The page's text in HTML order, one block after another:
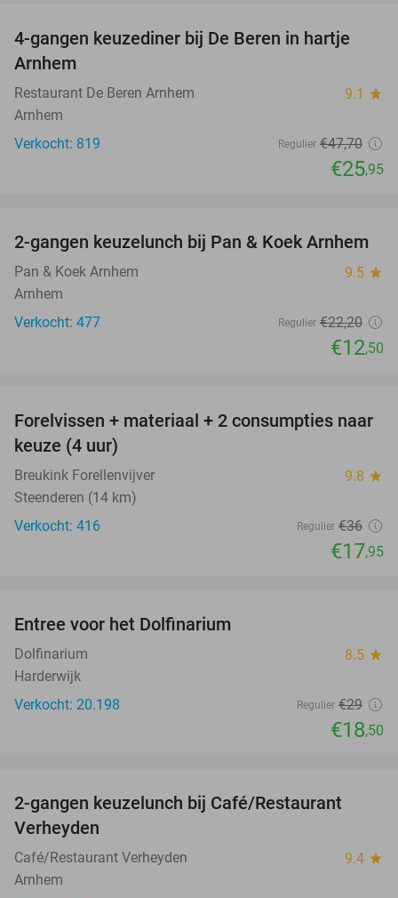
46%
4-gangen keuzediner bij De Beren in hartje
Arnhem
Restaurant De Beren Arnhem 9.1 star
Arnhem
Verkocht: 819
Regulier €47,70
€25,95
44%
2-gangen keuzelunch bij Pan & Koek Arnhem
Pan & Koek Arnhem 9.5 star
Arnhem
Verkocht: 477
Regulier €22,20
€12,50
50%
Forelvissen + materiaal + 2 consumpties naar
keuze (4 uur)
Breukink Forellenvijver 9.8 star
Steenderen (14 km)
Verkocht: 416
Regulier €36
€17,95
Entree voor het Dolfinarium
Dolfinarium 8.5 star
Harderwijk
Verkocht: 20.198
Regulier €29
€18,50
2-gangen keuzelunch bij Café/Restaurant
Verheyden
Café/Restaurant Verheyden 9.4 star
Arnhem